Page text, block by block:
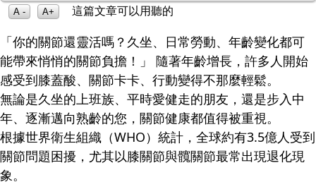
A - A+ 這篇文章可以用聽的
「你的關節還靈活嗎？久坐、日常勞動、年齡變化都可
能帶來悄悄的關節負擔！」 隨著年齡增長，許多人開始
感受到膝蓋酸、關節卡卡、行動變得不那麼輕鬆。
無論是久坐的上班族、平時愛健走的朋友，還是步入中
年、逐漸邁向熟齡的您，關節健康都值得被重視。
根據世界衛生組織（WHO）統計，全球約有3.5億人受到
關節問題困擾，尤其以膝關節與髖關節最常出現退化現
象。